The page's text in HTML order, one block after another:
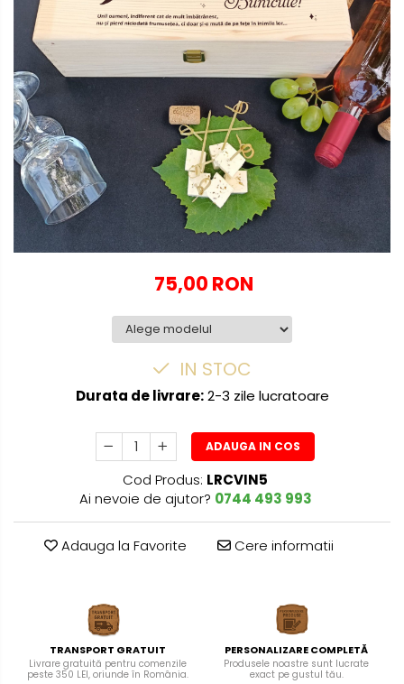
Globuri personalizate
Decoratiuni Craciun
Pachete cadou Craciun
Paste
Decoratiuni Paste
Valentines Day
Cadouri indragostiti
1-8 Martie
Scoala/Absolvire
75,00 RON
IN STOC
Durata de livrare:2-3 zile lucratoare
ADAUGA IN COS
Cod Produs: LRCVIN5
Ai nevoie de ajutor? 0744 493 993
Adauga la Favorite Cere informatii
TRANSPORT GRATUIT
Livrare gratuită pentru comenzile
peste 350 LEI, oriunde în România.
PERSONALIZARE COMPLETĂ
Produsele noastre sunt lucrate
exact pe gustul tău.